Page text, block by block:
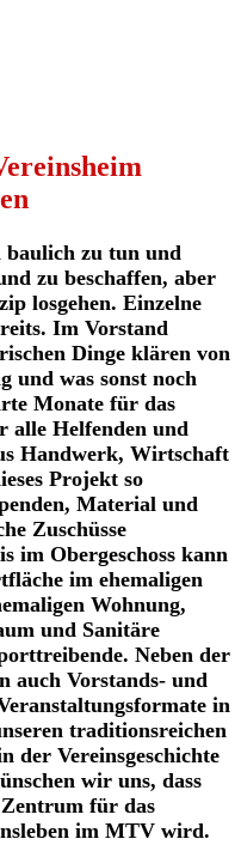
baulich zu tun und
zu beschaffen, aber
losgehen. Einzelne
Im Vorstand
Dinge klären von
und was sonst noch
Monate für das
alle Helfenden und
Handwerk, Wirtschaft
Projekt so
Material und
Zuschüsse
im Obergeschoss kann
im ehemaligen
Wohnung,
und Sanitäre
Neben der
auch Vorstands- und
in
traditionsreichen
der Vereinsgeschichte
wir uns, dass
Zentrum für das
im MTV wird.